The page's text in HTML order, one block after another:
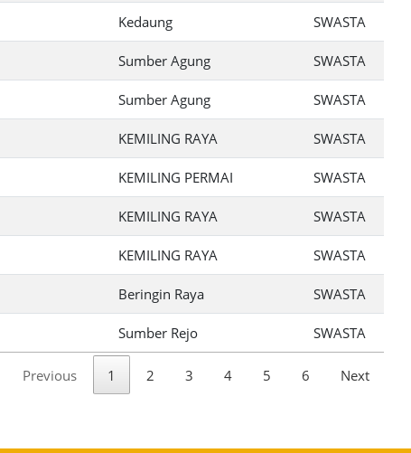
Kedaung SWASTA
Sumber Agung SWASTA
Sumber Agung SWASTA
KEMILING RAYA SWASTA
KEMILING PERMAI SWASTA
KEMILING RAYA SWASTA
KEMILING RAYA SWASTA
Beringin Raya SWASTA
Sumber Rejo SWASTA
Previous 1 2 3 4 5 6 Next